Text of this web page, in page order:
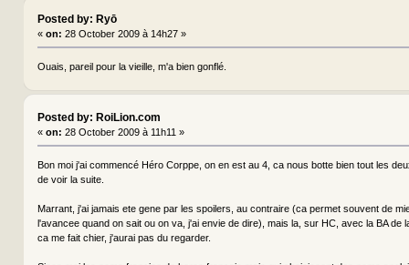
Posted by: Ryō
« on: 28 October 2009 à 14h27 »
Ouais, pareil pour la vieille, m'a bien gonflé.
Posted by: RoiLion.com
« on: 28 October 2009 à 11h11 »
Bon moi j'ai commencé Héro Corppe, on en est au 4, ca nous botte bien tout les
de voir la suite.
Marrant, j'ai jamais ete gene par les spoilers, au contraire (ca permet souvent de
l'avancee quand on sait ou on va, j'ai envie de dire), mais la, sur HC, avec la BA de
ca me fait chier, j'aurai pas du regarder.